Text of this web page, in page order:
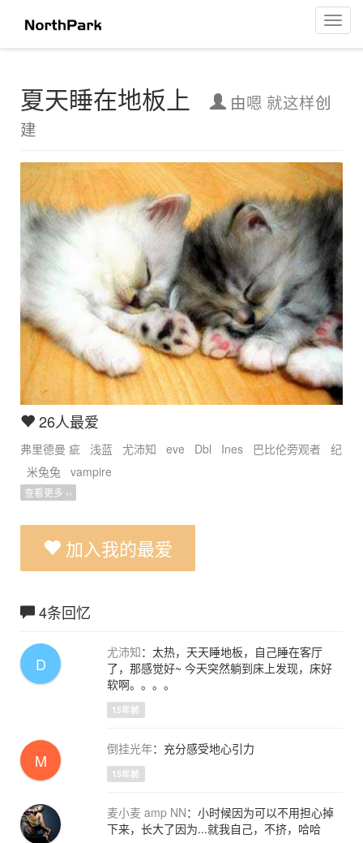
菜
单
夏天睡在地板上 由嗯 就这样创
建
26人最爱
弗里德曼 疵 浅蓝 尤沛知 eve Dbl Ines 巴比伦旁观者 纪
米兔兔
vampire
查看更多 ››
加入我的最爱
4条回忆
D
尤沛知：太热，天天睡地板，自己睡在客厅
了，那感觉好~ 今天突然躺到床上发现，床好
软啊。。。。
15年前
M
倒挂光年：充分感受地心引力
15年前
麦小麦 amp NN：小时候因为可以不用担心掉
下来，长大了因为...就我自己，不挤，哈哈